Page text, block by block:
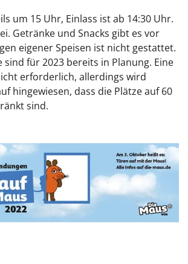
um 15 Uhr, Einlass ist ab 14:30 Uhr.
Getränke und Snacks gibt es vor
eigener Speisen ist nicht gestattet.
sind für 2023 bereits in Planung. Eine
erforderlich, allerdings wird
hingewiesen, dass die Plätze auf 60
sind.